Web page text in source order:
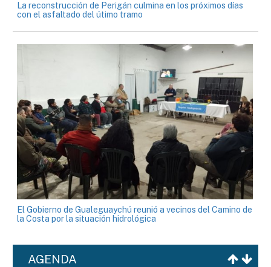
La reconstrucción de Perigán culmina en los próximos días
con el asfaltado del útimo tramo
El Gobierno de Gualeguaychú reunió a vecinos del Camino de
la Costa por la situación hidrológica
AGENDA